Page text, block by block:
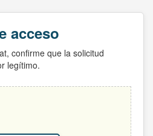
acceso
confirme que la solicitud
legítimo.